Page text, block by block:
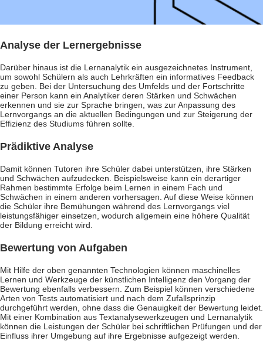
Analyse der Lernergebnisse
Darüber hinaus ist die Lernanalytik ein ausgezeichnetes Instrument,
um sowohl Schülern als auch Lehrkräften ein informatives Feedback
zu geben. Bei der Untersuchung des Umfelds und der Fortschritte
einer Person kann ein Analytiker deren Stärken und Schwächen
erkennen und sie zur Sprache bringen, was zur Anpassung des
Lernvorgangs an die aktuellen Bedingungen und zur Steigerung der
Effizienz des Studiums führen sollte.
Prädiktive Analyse
Damit können Tutoren ihre Schüler dabei unterstützen, ihre Stärken
und Schwächen aufzudecken. Beispielsweise kann ein derartiger
Rahmen bestimmte Erfolge beim Lernen in einem Fach und
Schwächen in einem anderen vorhersagen. Auf diese Weise können
die Schüler ihre Bemühungen während des Lernvorgangs viel
leistungsfähiger einsetzen, wodurch allgemein eine höhere Qualität
der Bildung erreicht wird.
Bewertung von Aufgaben
Mit Hilfe der oben genannten Technologien können maschinelles
Lernen und Werkzeuge der künstlichen Intelligenz den Vorgang der
Bewertung ebenfalls verbessern. Zum Beispiel können verschiedene
Arten von Tests automatisiert und nach dem Zufallsprinzip
durchgeführt werden, ohne dass die Genauigkeit der Bewertung leidet.
Mit einer Kombination aus Textanalysewerkzeugen und Lernanalytik
können die Leistungen der Schüler bei schriftlichen Prüfungen und der
Einfluss ihrer Umgebung auf ihre Ergebnisse aufgezeigt werden.